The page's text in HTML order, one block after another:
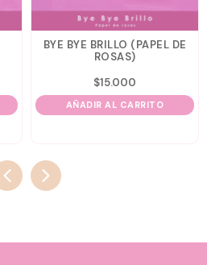
BYE BYE BRILLO (PAPEL DE
ROSAS)
$15.000
AÑADIR AL CARRITO